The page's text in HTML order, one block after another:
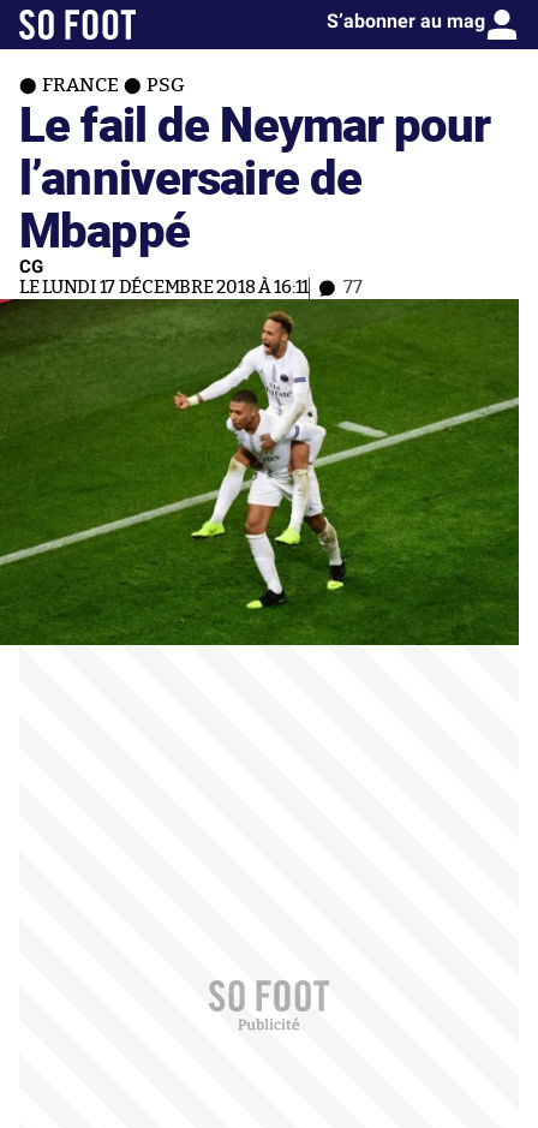
S’abonner au mag
FRANCE PSG
Le fail de Neymar pour
l’anniversaire de
Mbappé
CG
LE LUNDI 17 DÉCEMBRE 2018 À 16:11 77